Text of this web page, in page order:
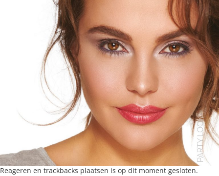
Reageren en trackbacks plaatsen is op dit moment gesloten.